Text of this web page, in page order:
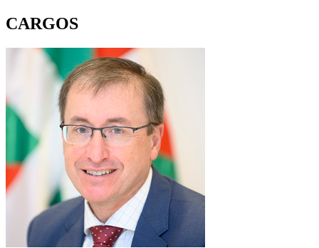
CARGOS